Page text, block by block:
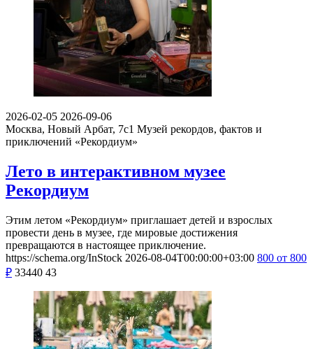
2026-02-05 2026-09-06
Москва, Новый Арбат, 7с1 Музей рекордов, фактов и
приключений «Рекордиум»
Лето в интерактивном музее
Рекордиум
Этим летом «Рекордиум» приглашает детей и взрослых
провести день в музее, где мировые достижения
превращаются в настоящее приключение.
https://schema.org/InStock 2026-08-04T00:00:00+03:00 800 от 800
₽ 33440 43